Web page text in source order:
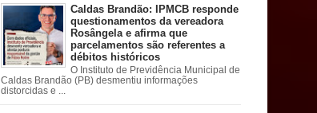
Caldas Brandão: IPMCB responde
questionamentos da vereadora
Rosângela e afirma que
parcelamentos são referentes a
débitos históricos
O Instituto de Previdência Municipal de
Caldas Brandão (PB) desmentiu informações
distorcidas e ...